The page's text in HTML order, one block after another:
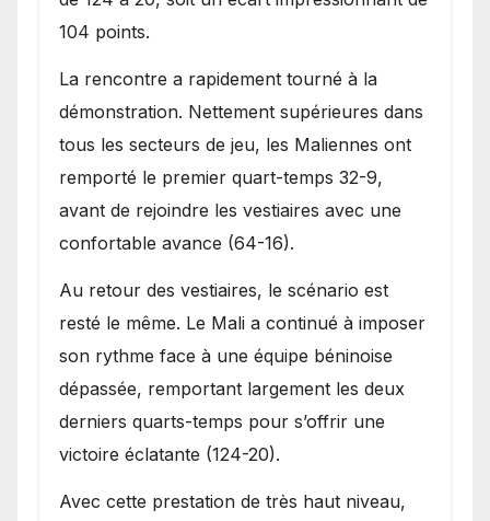
104 points.
La rencontre a rapidement tourné à la
démonstration. Nettement supérieures dans
tous les secteurs de jeu, les Maliennes ont
remporté le premier quart-temps 32-9,
avant de rejoindre les vestiaires avec une
confortable avance (64-16).
Au retour des vestiaires, le scénario est
resté le même. Le Mali a continué à imposer
son rythme face à une équipe béninoise
dépassée, remportant largement les deux
derniers quarts-temps pour s’offrir une
victoire éclatante (124-20).
Avec cette prestation de très haut niveau,